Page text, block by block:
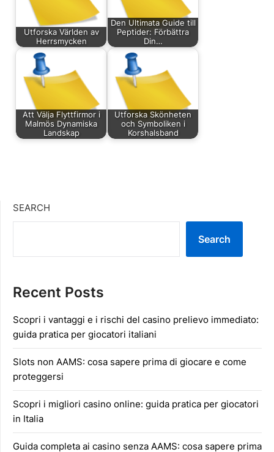
Utforska Världen av
Herrsmycken
Den Ultimata Guide till
Peptider: Förbättra
Din…
Att Välja Flyttfirmor i
Malmös Dynamiska
Landskap
Utforska Skönheten
och Symboliken i
Korshalsband
SEARCH
Search
Recent Posts
Scopri i vantaggi e i rischi del casino prelievo immediato:
guida pratica per giocatori italiani
Slots non AAMS: cosa sapere prima di giocare e come
proteggersi
Scopri i migliori casino online: guida pratica per giocatori
in Italia
Guida completa ai casino senza AAMS: cosa sapere prima